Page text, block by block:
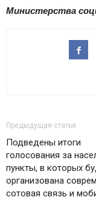
Министерства
Предыдущая статья
Подведены итоги
голосования за
пункты, в которых
организована
сотовая связь и